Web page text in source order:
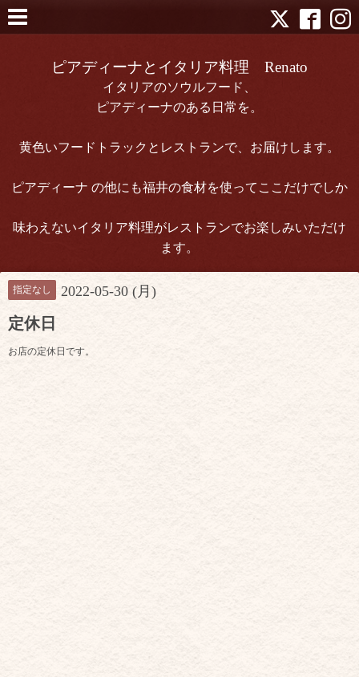
ピアディーナとイタリア料理 Renato
イタリアのソウルフード、
ピアディーナのある日常を。
黄色いフードトラックとレストランで、お届けします。
ピアディーナ の他にも福井の食材を使ってここだけでしか
味わえないイタリア料理がレストランでお楽しみいただけ
ます。
指定なし 2022-05-30 (月)
定休日
お店の定休日です。